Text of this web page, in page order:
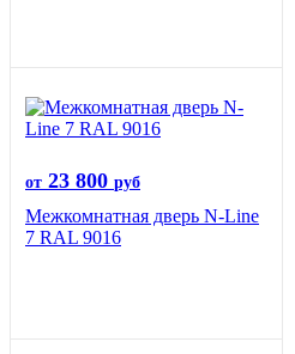
от 23 800 руб
Межкомнатная дверь N-Line
7 RAL 9016